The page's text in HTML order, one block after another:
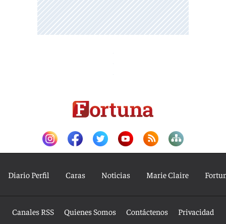
Diario Perfil Caras Noticias Marie Claire
Canales RSS Quienes Somos Contáctenos Privacidad